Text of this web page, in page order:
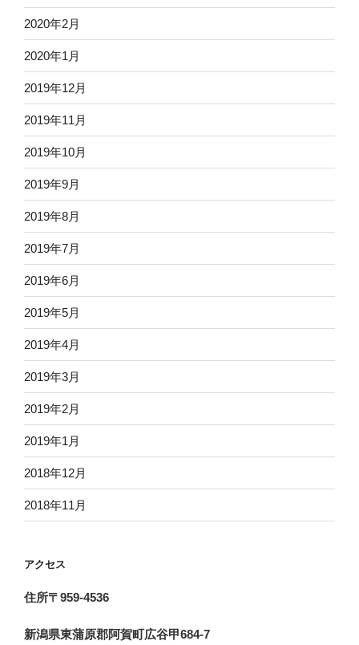
2020年2月
2020年1月
2019年12月
2019年11月
2019年10月
2019年9月
2019年8月
2019年7月
2019年6月
2019年5月
2019年4月
2019年3月
2019年2月
2019年1月
2018年12月
2018年11月
アクセス
住所〒959-4536
新潟県東蒲原郡阿賀町広谷甲684-7